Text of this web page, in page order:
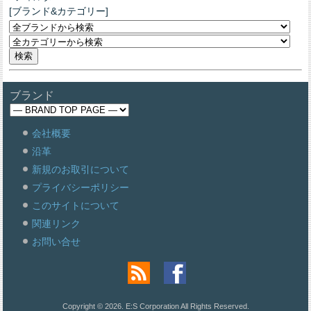
[ブランド&カテゴリー]
ブランド
会社概要
沿革
新規のお取引について
プライバシーポリシー
このサイトについて
関連リンク
お問い合せ
Copyright © 2026. E:S Corporation All Rights Reserved.